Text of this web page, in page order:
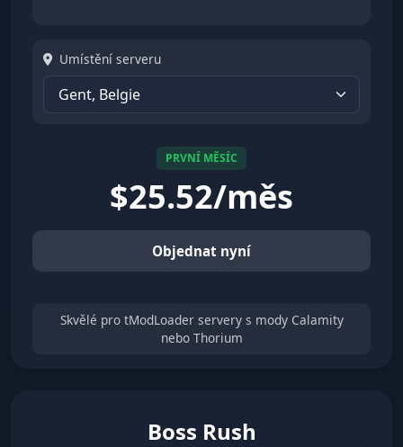
Umístění serveru
PRVNÍ MĚSÍC
$25.52/měs
Objednat nyní
Skvělé pro tModLoader servery s mody Calamity
nebo Thorium
Boss Rush